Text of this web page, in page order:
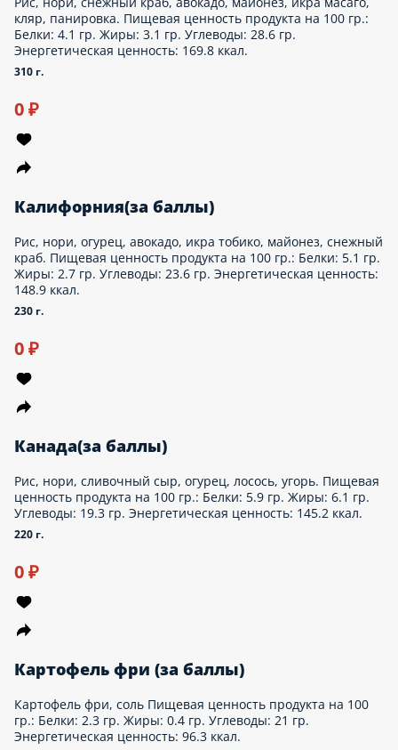
помидоры свежие, сыр моцарелла, зелень. Пищевая ценность
продукта на 100 гр.: Белки: 10.5 гр. Жиры: 15.8 гр. Углеводы:
21.5 гр. Энергетическая ценность: 263 ккал.
600 г.
0 ₽
Имбирь(за баллы)
0 гр. Углеводы: 7.1 гр. Энергетическая ценность: 17 ккал.
80 г.
0 ₽